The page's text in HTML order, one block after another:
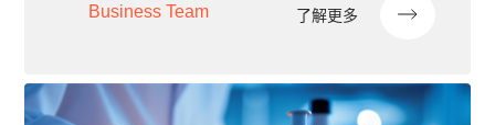
Business Team 了解更多